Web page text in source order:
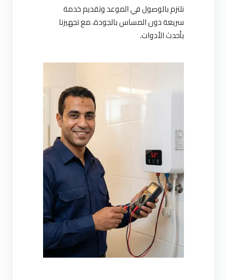
نلتزم بالوصول في الموعد وتقديم خدمة
سريعة دون المساس بالجودة، مع تجهيزنا
بأحدث الأدوات.